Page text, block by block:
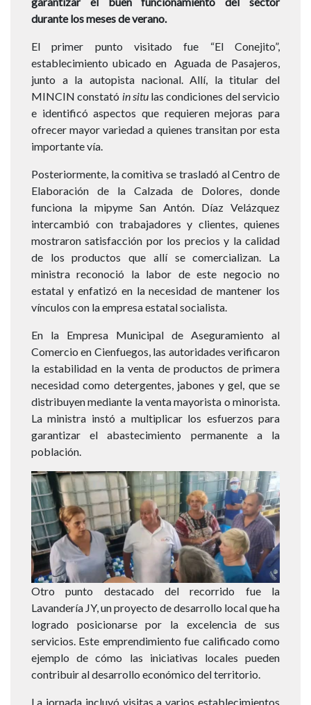
durante los meses de verano.
El primer punto visitado fue “El Conejito”,
establecimiento ubicado en Aguada de Pasajeros,
junto a la autopista nacional. Allí, la titular del
MINCIN constató in situlas condiciones del servicio
e identificó aspectos que requieren mejoras para
ofrecer mayor variedad a quienes transitan por esta
importante vía.
Posteriormente, la comitiva se trasladó al Centro de
Elaboración de la Calzada de Dolores, donde
funciona la mipyme San Antón. Díaz Velázquez
intercambió con trabajadores y clientes, quienes
mostraron satisfacción por los precios y la calidad
de los productos que allí se comercializan. La
ministra reconoció la labor de este negocio no
estatal y enfatizó en la necesidad de mantener los
vínculos con la empresa estatal socialista.
En la Empresa Municipal de Aseguramiento al
Comercio en Cienfuegos, las autoridades verificaron
la estabilidad en la venta de productos de primera
necesidad como detergentes, jabones y gel, que se
distribuyen mediante la venta mayorista o minorista.
La ministra instó a multiplicar los esfuerzos para
garantizar el abastecimiento permanente a la
población.
Imagen
Otro punto destacado del recorrido fue la
Lavandería JY, un proyecto de desarrollo local que ha
logrado posicionarse por la excelencia de sus
servicios. Este emprendimiento fue calificado como
ejemplo de cómo las iniciativas locales pueden
contribuir al desarrollo económico del territorio.
La jornada incluyó visitas a varios establecimientos